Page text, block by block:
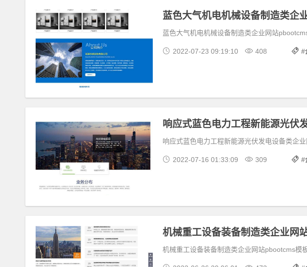
蓝色大气机电机械设备制造类企
蓝色大气机电机械设备制造类企业网站
2022-07-23 09:19:10 408 #
响应式蓝色电力工程新能源光伏发电设备类企
2022-07-16 01:33:09 309 #
机械重工设备装备制造类企业网
机械重工设备装备制造类企业网站pbootcms模